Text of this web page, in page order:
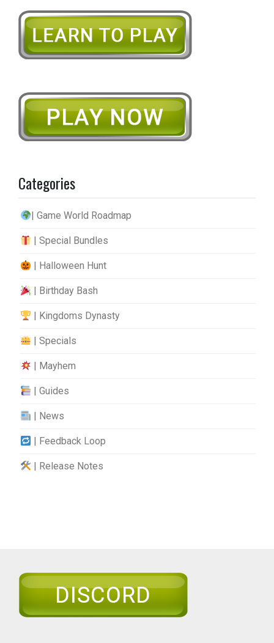
Categories
| Game World Roadmap
| Special Bundles
| Halloween Hunt
| Birthday Bash
| Kingdoms Dynasty
| Specials
| Mayhem
| Guides
| News
| Feedback Loop
| Release Notes